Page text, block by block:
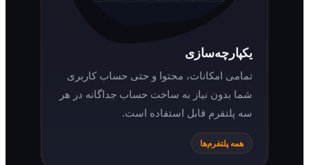
یکپارچه‌سازی
تمامی امکانات، محتوا و حتی حساب کاربری
شما بدون نیاز به ساخت حساب جداگانه در هر
سه پلتفرم قابل استفاده است.
همه پلتفرم‌ها